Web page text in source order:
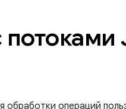
операций